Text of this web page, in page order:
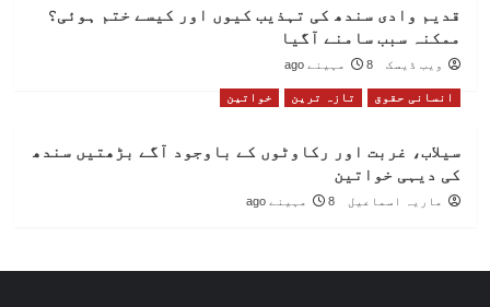
قدیم وادی سندھ کی تہذیب کیوں اور کیسے ختم ہوئی؟
ممکنہ سبب سامنے آگیا
ویب ڈیسک 8 مہینے ago
انسانی حقوق تازہ ترین خواتین
سیلاب، غربت اور رکاوٹوں کے باوجود آگے بڑھتیں سندھ
کی دیہی خواتین
ماریہ اسماعیل 8 مہینے ago